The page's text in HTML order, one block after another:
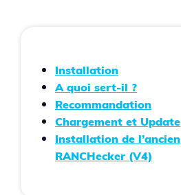
Installation
A quoi sert-il ?
Recommandation
Chargement et Update
Installation de l’ancien
RANCHecker (V4)